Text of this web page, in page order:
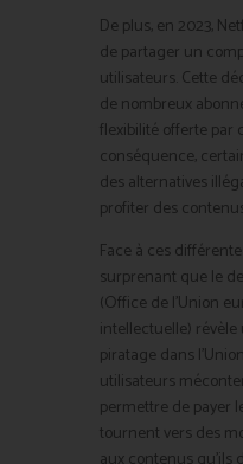
De plus, en 2023,
de partager un
utilisateurs. Cette
de nombreux
flexibilité offerte par
conséquence,
des alternatives
profiter des
Face à ces
surprenant que le
(Office de l’Union
intellectuelle)
piratage dans
utilisateurs
permettre de payer
tournent vers des